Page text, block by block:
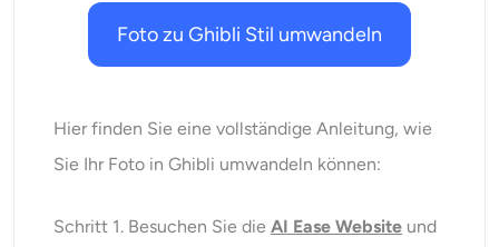
Foto zu Ghibli Stil umwandeln
Hier finden Sie eine vollständige Anleitung, wie
Sie Ihr Foto in Ghibli umwandeln können:
Schritt 1. Besuchen Sie dieAI Ease Website und